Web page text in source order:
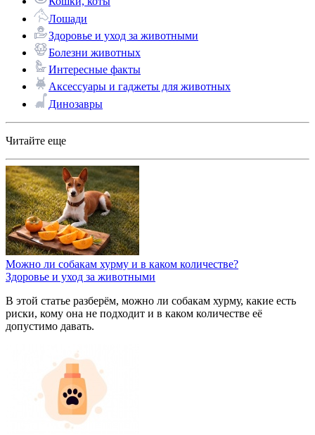
Лошади
Здоровье и уход за животными
Болезни животных
Интересные факты
Аксессуары и гаджеты для животных
Динозавры
Читайте еще
Можно ли собакам хурму и в каком количестве?
Здоровье и уход за животными
В этой статье разберём, можно ли собакам хурму, какие есть
риски, кому она не подходит и в каком количестве её
допустимо давать.